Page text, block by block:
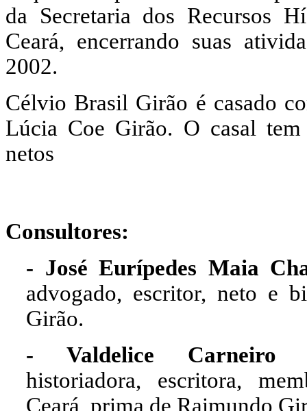
da Secretaria dos Recursos
Ceará, encerrando suas
2002.
Célvio Brasil Girão é casado
Lúcia Coe Girão. O casal
netos
Consultores:
- José Eurípedes Maia
advogado, escritor, neto e
Girão.
- Valdelice Carneiro
historiadora, escritora,
Ceará, prima de Raimundo